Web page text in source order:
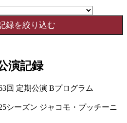
演記録
回 定期公演 Bプログラム
シーズン ジャコモ・プッチーニ